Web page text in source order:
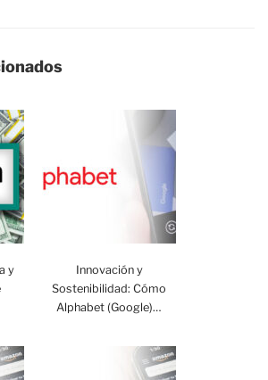
y
Innovación y
Sostenibilidad: Cómo
Alphabet (Google)…